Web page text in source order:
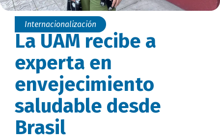
Internacionalización
La UAM recibe a
experta en
envejecimiento
saludable desde
Brasil